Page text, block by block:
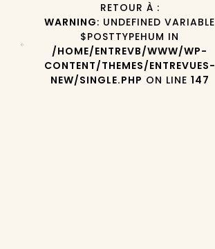
RETOUR À :
WARNING: UNDEFINED VARIABLE
$POSTTYPEHUM IN
/HOME/ENTREVB/WWW/WP-
CONTENT/THEMES/ENTREVUES-
NEW/SINGLE.PHP ON LINE 147